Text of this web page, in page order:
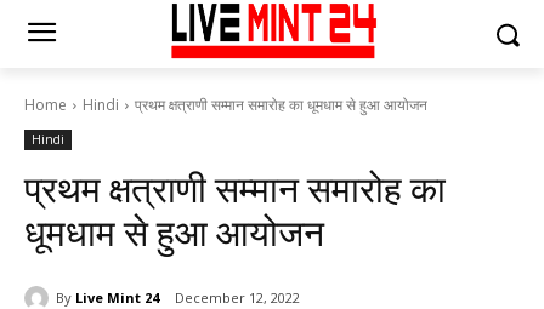
Home Hindi प्रथम क्षत्राणी सम्मान समारोह का धूमधाम से हुआ आयोजन
Hindi
प्रथम क्षत्राणी सम्मान समारोह का
धूमधाम से हुआ आयोजन
By Live Mint 24 December 12, 2022